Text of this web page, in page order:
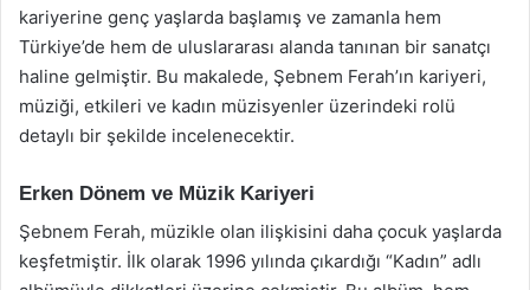
kariyerine genç yaşlarda başlamış ve zamanla hem
Türkiye’de hem de uluslararası alanda tanınan bir sanatçı
haline gelmiştir. Bu makalede, Şebnem Ferah’ın kariyeri,
müziği, etkileri ve kadın müzisyenler üzerindeki rolü
detaylı bir şekilde incelenecektir.
Erken Dönem ve Müzik Kariyeri
Şebnem Ferah, müzikle olan ilişkisini daha çocuk yaşlarda
keşfetmiştir. İlk olarak 1996 yılında çıkardığı “Kadın” adlı